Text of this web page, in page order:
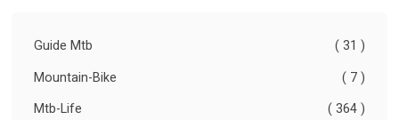
Guide Mtb
( 31 )
Mountain-Bike
( 7 )
Mtb-Life
( 364 )